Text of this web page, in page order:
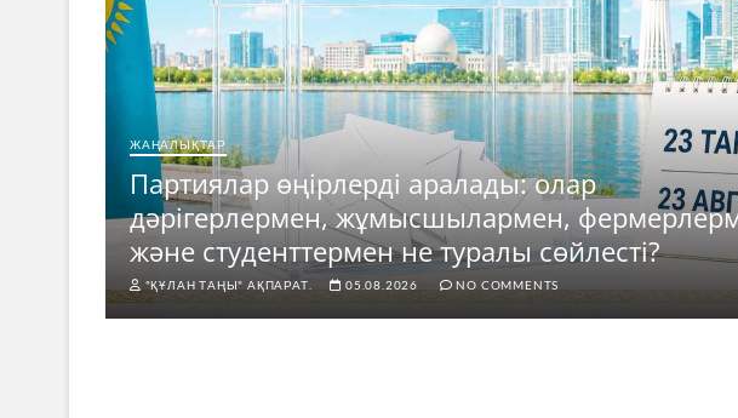
ЖАҢАЛЫҚТАР
Партиялар өңірлерді аралады: олар
дәрігерлермен, жұмысшылармен,
және студенттермен не туралы сөйлесті?
"ҚҰЛАН ТАҢЫ" АҚПАРАТ. 05.08.2026 NO COMMENTS